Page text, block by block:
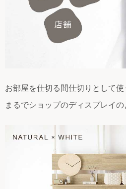
お部屋を仕切る間仕切りとして
まるでショップのディスプレイの